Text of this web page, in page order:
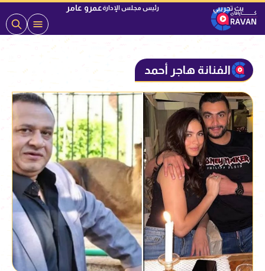
رئيس مجلس الإدارةعمرو عامر
الفنانة هاجر أحمد